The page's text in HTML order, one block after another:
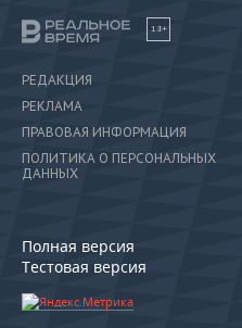
18+
РЕДАКЦИЯ
РЕКЛАМА
ПРАВОВАЯ ИНФОРМАЦИЯ
ПОЛИТИКА О ПЕРСОНАЛЬНЫХ
ДАННЫХ
Полная версия
Тестовая версия